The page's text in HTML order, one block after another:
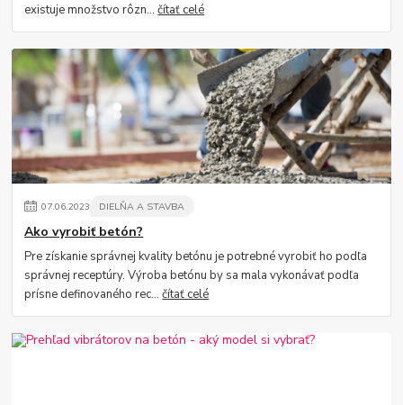
existuje množstvo rôzn...čítať celé
07.06.2023 DIELŇA A STAVBA
Ako vyrobiť betón?
Pre získanie správnej kvality betónu je potrebné vyrobiť ho podľa
správnej receptúry. Výroba betónu by sa mala vykonávať podľa
prísne definovaného rec...čítať celé